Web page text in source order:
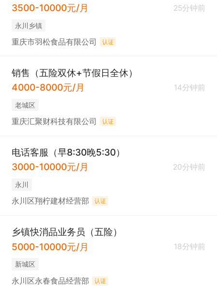
3500-10000元/月
25分钟前
永川乡镇
重庆市羽松食品有限公司 认证
销售（五险双休+节假日全休）
4000-8000元/月
14分钟前
老城区
重庆汇聚财科技有限公司 认证
电话客服（早8:30晚5:30）
3000-10000元/月
20分钟前
永川
永川区翔柠建材经营部 认证
乡镇快消品业务员（五险）
5000-10000元/月
18分钟前
新城区
永川区永春食品经营部 认证